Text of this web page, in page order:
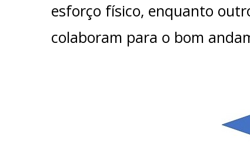
esforço físico, enquanto
colaboram para o bom